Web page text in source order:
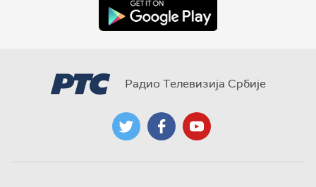
Радио Телевизија Србије